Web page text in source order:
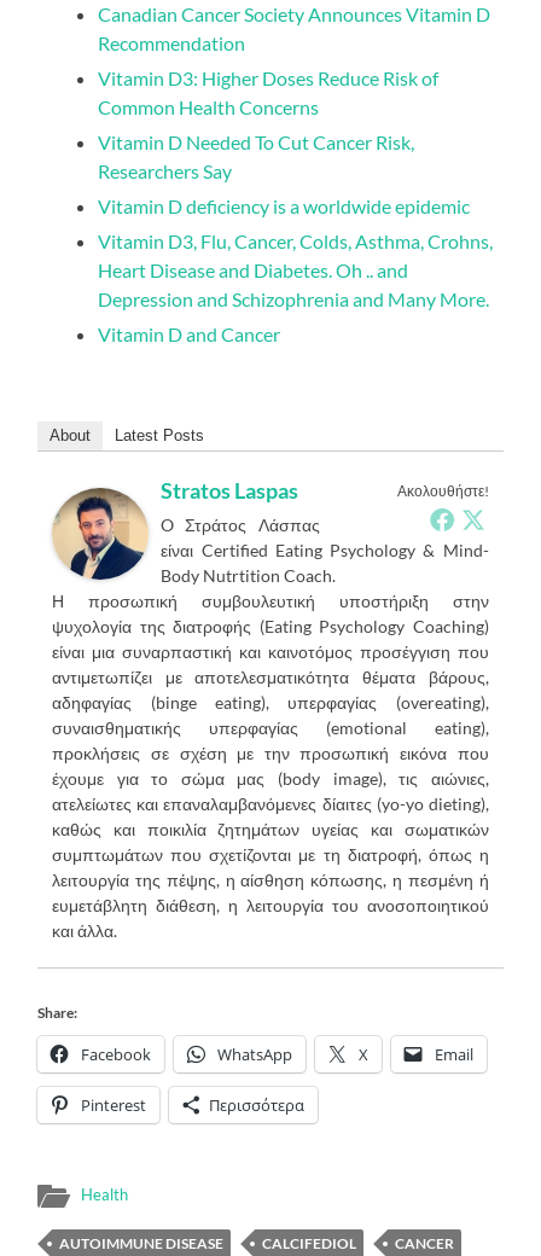
Canadian Cancer Society Announces Vitamin D
Recommendation
Vitamin D3: Higher Doses Reduce Risk of
Common Health Concerns
Vitamin D Needed To Cut Cancer Risk,
Researchers Say
Vitamin D deficiency is a worldwide epidemic
Vitamin D3, Flu, Cancer, Colds, Asthma, Crohns,
Heart Disease and Diabetes. Oh .. and
Depression and Schizophrenia and Many More.
Vitamin D and Cancer
About Latest Posts
Ακολουθήστε!
Stratos Laspas
O Στράτος Λάσπας
είναι Certified Eating Psychology & Mind-
Body Nutrtition Coach.
Η προσωπική συμβουλευτική υποστήριξη στην
ψυχολογία της διατροφής (Eating Psychology Coaching)
είναι μια συναρπαστική και καινοτόμος προσέγγιση που
αντιμετωπίζει με αποτελεσματικότητα θέματα βάρους,
αδηφαγίας (binge eating), υπερφαγίας (overeating),
συναισθηματικής υπερφαγίας (emotional eating),
προκλήσεις σε σχέση με την προσωπική εικόνα που
έχουμε για το σώμα μας (body image), τις αιώνιες,
ατελείωτες και επαναλαμβανόμενες δίαιτες (yo-yo dieting),
καθώς και ποικιλία ζητημάτων υγείας και σωματικών
συμπτωμάτων που σχετίζονται με τη διατροφή, όπως η
λειτουργία της πέψης, η αίσθηση κόπωσης, η πεσμένη ή
ευμετάβλητη διάθεση, η λειτουργία του ανοσοποιητικού
και άλλα.
Share:
Facebook WhatsApp X Email
Pinterest Περισσότερα
Health
AUTOIMMUNE DISEASE CALCIFEDIOL
CANCER